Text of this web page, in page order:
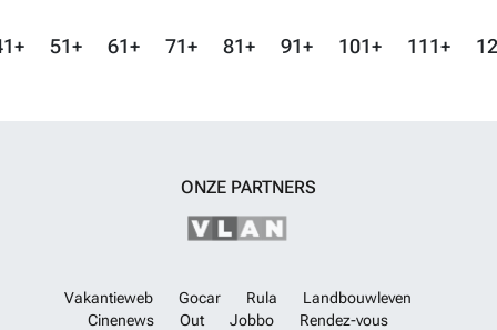
51+ 61+ 71+ 81+ 91+ 101+ 111+
ONZE PARTNERS
Vakantieweb Gocar Rula
Landbouwleven
Cinenews
Out Jobbo Rendez-vous